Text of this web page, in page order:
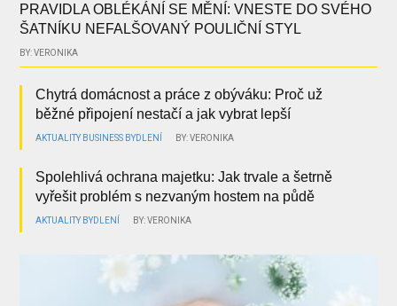
PRAVIDLA OBLÉKÁNÍ SE MĚNÍ: VNESTE DO SVÉHO
ŠATNÍKU NEFALŠOVANÝ POULIČNÍ STYL
BY: VERONIKA
Chytrá domácnost a práce z obýváku: Proč už
běžné připojení nestačí a jak vybrat lepší
AKTUALITY BUSINESS BYDLENÍ BY: VERONIKA
Spolehlivá ochrana majetku: Jak trvale a šetrně
vyřešit problém s nezvaným hostem na půdě
AKTUALITY BYDLENÍ BY: VERONIKA